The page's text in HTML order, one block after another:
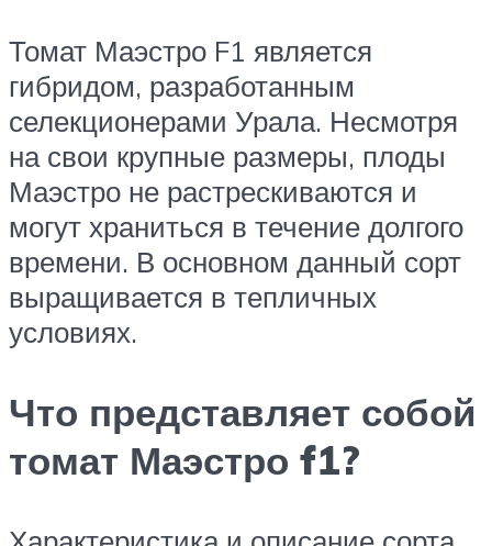
Томат Маэстро F1 является
гибридом, разработанным
селекционерами Урала. Несмотря
на свои крупные размеры, плоды
Маэстро не растрескиваются и
могут храниться в течение долгого
времени. В основном данный сорт
выращивается в тепличных
условиях.
Что представляет собой
томат Маэстро f1?